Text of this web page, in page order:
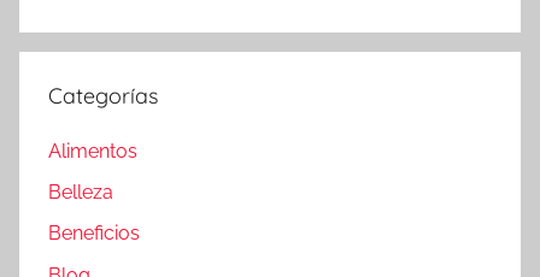
Categorías
Alimentos
Belleza
Beneficios